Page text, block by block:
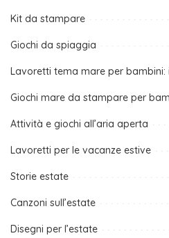
Kit da stampare
Giochi da spiaggia
Lavoretti tema mare per bambini:
Giochi mare da stampare per
Attività e giochi all’aria aperta
Lavoretti per le vacanze estive
Storie estate
Canzoni sull’estate
Disegni per l’estate